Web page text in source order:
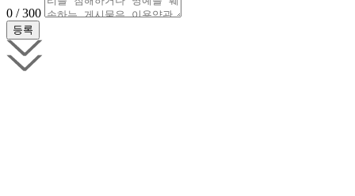
0 / 300